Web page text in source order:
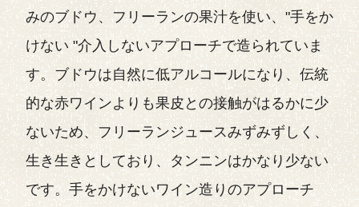
みのブドウ、フリーランの果汁を使い、"手をか
けない "介入しないアプローチで造られていま
す。ブドウは自然に低アルコールになり、伝統
的な赤ワインよりも果皮との接触がはるかに少
ないため、フリーランジュースみずみずしく、
生き生きとしており、タンニンはかなり少ない
です。手をかけないワイン造りのアプローチ